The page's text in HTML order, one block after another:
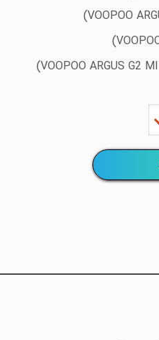
VOOPOO
)
)
VOOPOO ARGUS G2
)